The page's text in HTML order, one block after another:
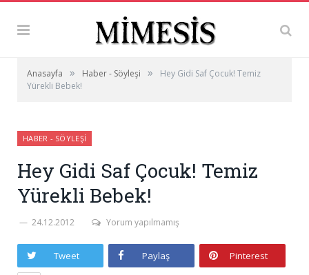
Anasayfa » Haber - Söyleşi »
Hey Gidi Saf Çocuk! Temiz
Yürekli Bebek!
HABER - SÖYLEŞI
Hey Gidi Saf Çocuk! Temiz
Yürekli Bebek!
24.12.2012 Yorum yapılmamış
Tweet Paylaş Pinterest